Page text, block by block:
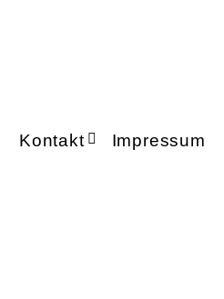
Kontakt Impressum